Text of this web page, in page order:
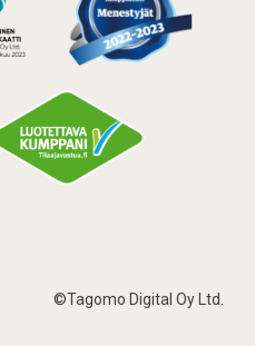
©Tagomo Digital Oy Ltd.